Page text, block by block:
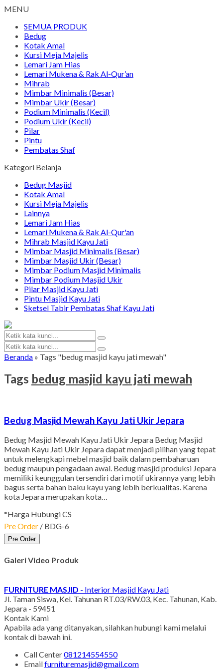
MENU
SEMUA PRODUK
Bedug
Kotak Amal
Kursi Meja Majelis
Lemari Jam Hias
Lemari Mukena & Rak Al-Qur’an
Mihrab
Mimbar Minimalis (Besar)
Mimbar Ukir (Besar)
Podium Minimalis (Kecil)
Podium Ukir (Kecil)
Pilar
Pintu
Pembatas Shaf
Kategori Belanja
Bedug Masjid
Kotak Amal
Kursi Meja Majelis
Lainnya
Lemari Jam Hias
Lemari Mukena & Rak Al-Qur'an
Mihrab Masjid Kayu Jati
Mimbar Masjid Minimalis (Besar)
Mimbar Masjid Ukir (Besar)
Mimbar Podium Masjid Minimalis
Mimbar Podium Masjid Ukir
Pilar Masjid Kayu Jati
Pintu Masjid Kayu Jati
Sketsel Tabir Pembatas Shaf Kayu Jati
Beranda » Tags "bedug masjid kayu jati mewah"
Tags bedug masjid kayu jati mewah
Bedug Masjid Mewah Kayu Jati Ukir Jepara
Bedug Masjid Mewah Kayu Jati Ukir Jepara Bedug Masjid
Mewah Kayu Jati Ukir Jepara dapat menjadi pilihan yang tepat
untuk melengkapi mebel masjid baik dalam pembaharuan
bedug maupun pengadaan awal. Bedug masjid produksi Jepara
memiliki keunggulan tersendiri dari motif ukirannya yang lebih
bagus serta bahan baku kayu yang lebih berkualitas. Karena
kota Jepara merupakan kota…
*Harga Hubungi CS
Pre Order / BDG-6
Pre Order
Galeri Video Produk
FURNITURE MASJID - Interior Masjid Kayu Jati
Jl. Taman Siswa, Kel. Tahunan RT.03/RW.03, Kec. Tahunan, Kab.
Jepara - 59451
Kontak Kami
Apabila ada yang ditanyakan, silahkan hubungi kami melalui
kontak di bawah ini.
Call Center081214554550
Emailfurnituremasjid@gmail.com